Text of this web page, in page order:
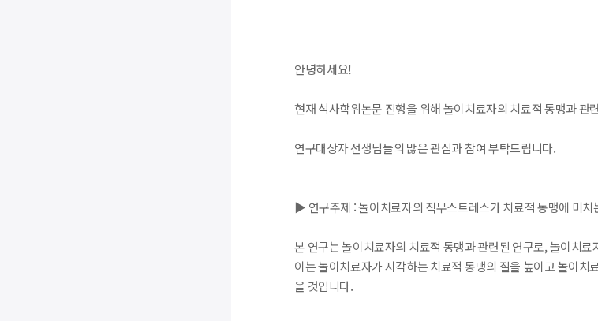
안녕하세요!
현재 석사학위논문 진행을 위해 놀이치료자의 치료적 동맹과 관
연구대상자 선생님들의 많은 관심과 참여 부탁드립니다.
▶ 연구주제 : 놀이치료자의 직무스트레스가 치료적 동맹에 미
본 연구는 놀이치료자의 치료적 동맹과 관련된 연구로, 놀이치
이는 놀이치료자가 지각하는 치료적 동맹의 질을 높이고 놀이
을 것입니다.